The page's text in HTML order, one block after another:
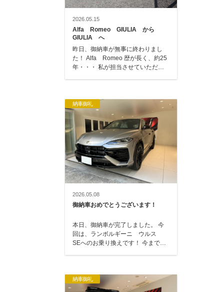
2026.05.15
Alfa Romeo GIULIA から
GIULIA へ
昨日、御納車が無事に終わりまし
た！ Alfa Romeo 歴が長く、約25
年・・・ 私が担当させていただい
納車御礼
2026.05.08
御納車おめでとうございます！
本日、御納車が完了しました。 今
回は、ランボルギーニ ウルス
SEへのお乗り換えです！ 今まで
納車御礼